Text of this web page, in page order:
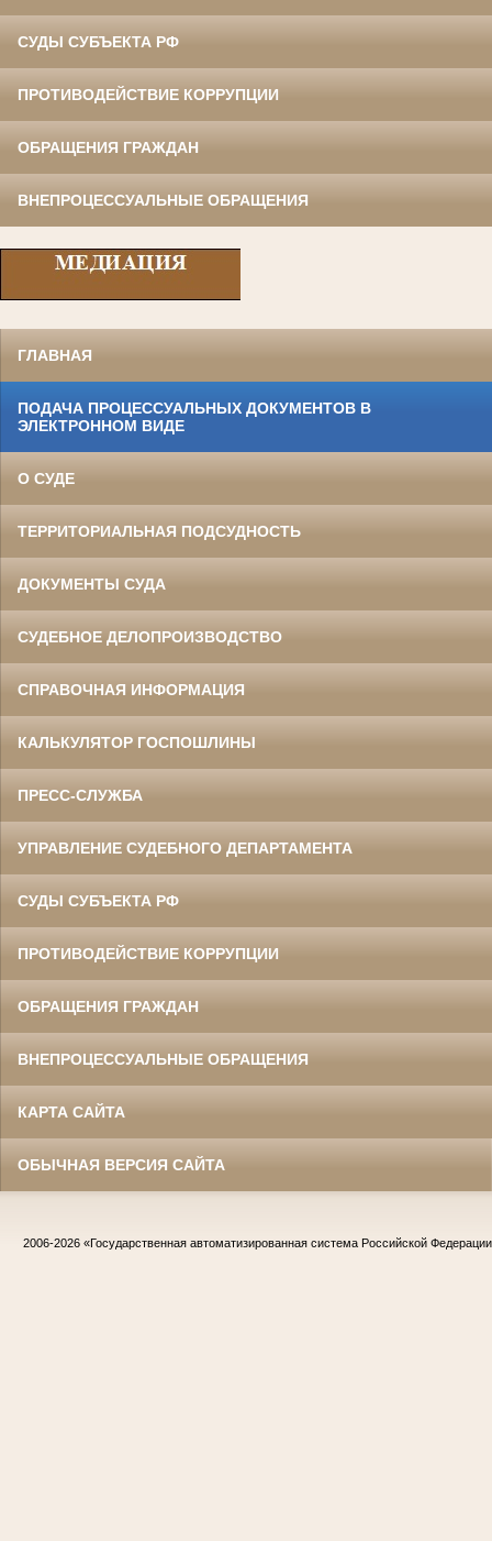
СУДЫ СУБЪЕКТА РФ
ПРОТИВОДЕЙСТВИЕ КОРРУПЦИИ
ОБРАЩЕНИЯ ГРАЖДАН
ВНЕПРОЦЕССУАЛЬНЫЕ ОБРАЩЕНИЯ
ГЛАВНАЯ
ПОДАЧА ПРОЦЕССУАЛЬНЫХ ДОКУМЕНТОВ В
ЭЛЕКТРОННОМ ВИДЕ
О СУДЕ
ТЕРРИТОРИАЛЬНАЯ ПОДСУДНОСТЬ
ДОКУМЕНТЫ СУДА
СУДЕБНОЕ ДЕЛОПРОИЗВОДСТВО
СПРАВОЧНАЯ ИНФОРМАЦИЯ
КАЛЬКУЛЯТОР ГОСПОШЛИНЫ
ПРЕСС-СЛУЖБА
УПРАВЛЕНИЕ СУДЕБНОГО ДЕПАРТАМЕНТА
СУДЫ СУБЪЕКТА РФ
ПРОТИВОДЕЙСТВИЕ КОРРУПЦИИ
ОБРАЩЕНИЯ ГРАЖДАН
ВНЕПРОЦЕССУАЛЬНЫЕ ОБРАЩЕНИЯ
КАРТА САЙТА
ОБЫЧНАЯ ВЕРСИЯ САЙТА
2006-2026 «Государственная автоматизированная система Российской